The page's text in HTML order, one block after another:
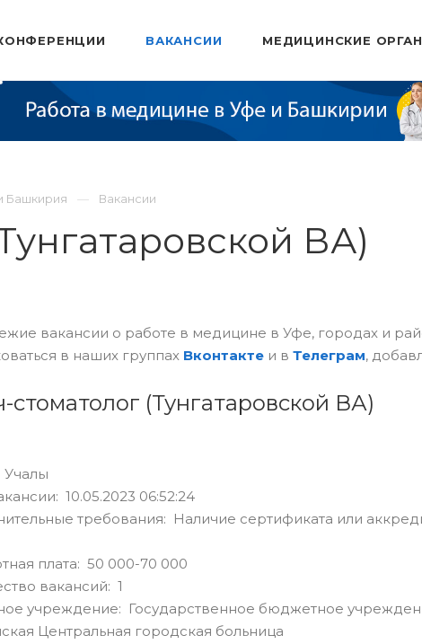
ВАКАНСИИ МЕДИЦИНСКИЕ
Башкирия Вакансии
ВА)
вакансии о работе в медицине в Уфе, городах и
в наших группах Вконтактеи в Телеграм,
стоматолог (Тунгатаровской ВА)
Учалы
10.05.2023 06:52:24
требования: Наличие сертификата или
плата: 50 000-70 000
вакансий: 1
учреждение: Государственное бюджетное
Центральная городская больница